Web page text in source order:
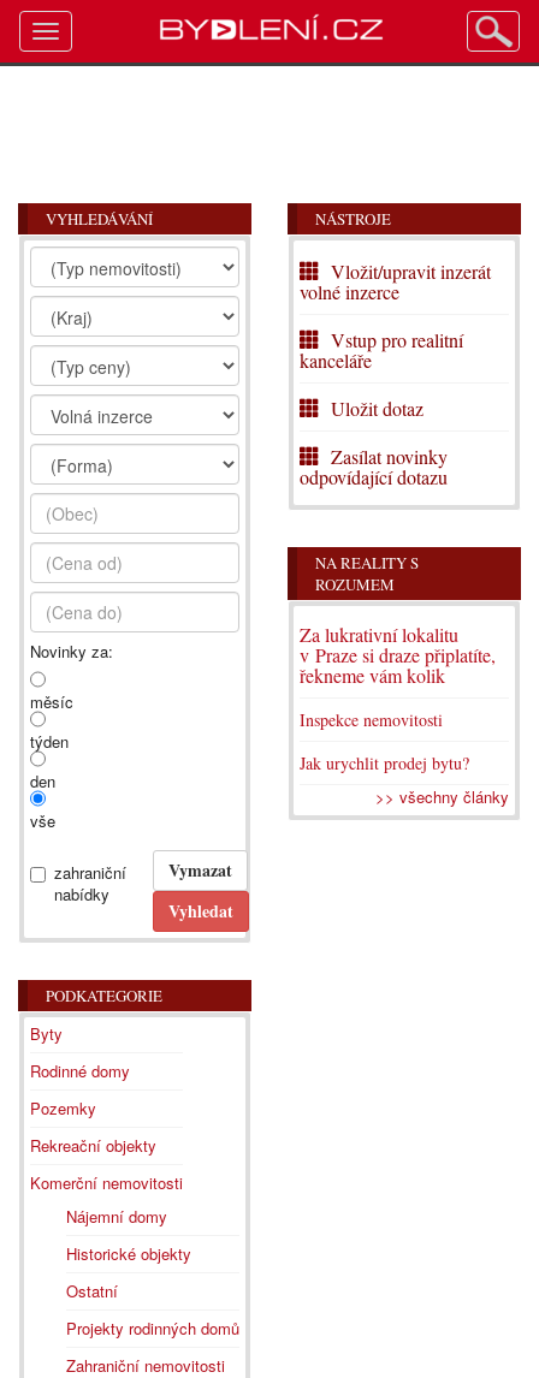
VYHLEDÁVÁNÍ
Novinky za:
měsíc
týden
den
vše
zahraniční
nabídky
PODKATEGORIE
Byty
Rodinné domy
Pozemky
Rekreační objekty
Komerční nemovitosti
Nájemní domy
Historické objekty
Ostatní
Projekty rodinných domů
Zahraniční nemovitosti
NÁSTROJE
Vložit/upravit inzerát
volné inzerce
Vstup pro realitní
kanceláře
Uložit dotaz
Zasílat novinky
odpovídající dotazu
NA REALITY S
ROZUMEM
Za lukrativní lokalitu
v Praze si draze připlatíte,
řekneme vám kolik
Inspekce nemovitosti
Jak urychlit prodej bytu?
>> všechny články
Toggle
navigation